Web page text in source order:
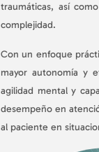
traumáticas, así
complejidad.
Con un enfoque
mayor autonomía y
agilidad mental y
desempeño en
al paciente en